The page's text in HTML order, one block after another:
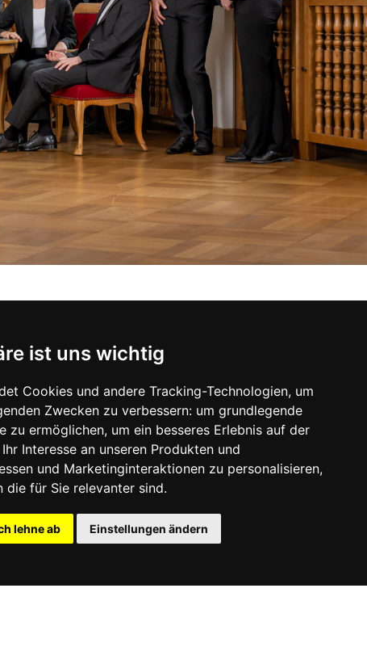
ist uns wichtig
Cookies und andere Tracking-Technologien, um
Zwecken zu verbessern: um grundlegende
zu ermöglichen, um ein besseres Erlebnis auf der
Ihr Interesse an unseren Produkten und
und Marketinginteraktionen zu personalisieren,
die für Sie relevanter sind.
lehne ab Einstellungen ändern
Privacy Login